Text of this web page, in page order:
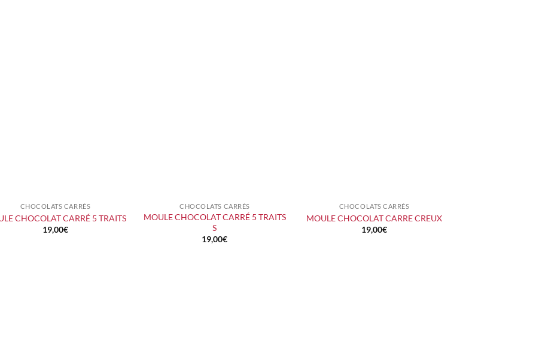
CHOCOLATS CARRÉS
CHOCOLAT CARRÉ 5 TRAITS
19,00€
+CHOCOLATS CARRÉS
MOULE CHOCOLAT CARRÉ 5 TRAITS
S
19,00€
CHOCOLATS CARRÉS
MOULE CHOCOLAT CARRE CREUX
19,00€